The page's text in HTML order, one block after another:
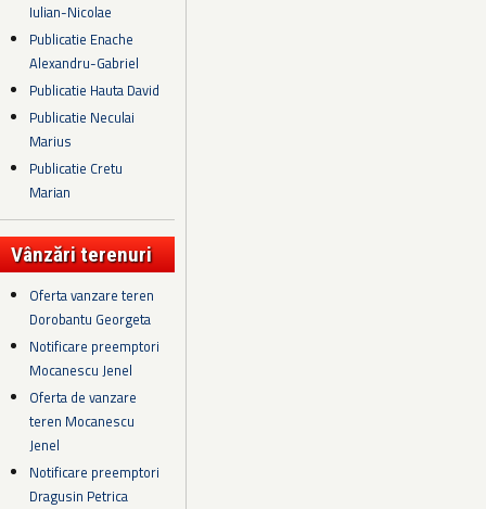
Iulian-Nicolae
Publicatie Enache
Alexandru-Gabriel
Publicatie Hauta David
Publicatie Neculai
Marius
Publicatie Cretu
Marian
Vânzări terenuri
Oferta vanzare teren
Dorobantu Georgeta
Notificare preemptori
Mocanescu Jenel
Oferta de vanzare
teren Mocanescu
Jenel
Notificare preemptori
Dragusin Petrica